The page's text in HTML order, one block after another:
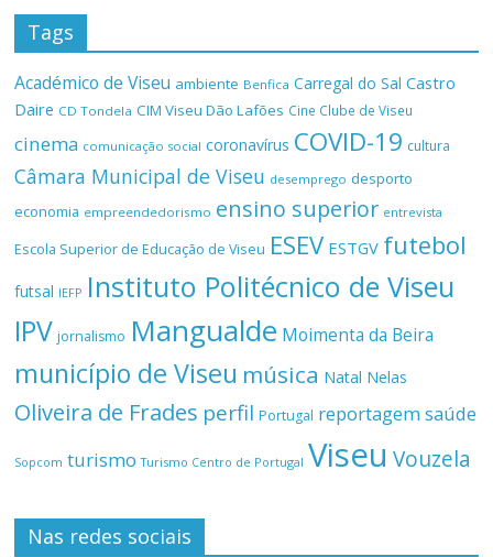
Tags
Académico de Viseu ambiente Benfica Carregal do Sal Castro
Daire CD Tondela CIM Viseu Dão Lafões Cine Clube de Viseu
cinema comunicação social coronavírus COVID-19 cultura
Câmara Municipal de Viseu desemprego desporto
economia empreendedorismo ensino superior entrevista
Escola Superior de Educação de Viseu ESEV ESTGV futebol
futsal IEFP Instituto Politécnico de Viseu
IPV jornalismo Mangualde Moimenta da Beira
município de Viseu música Natal Nelas
Oliveira de Frades perfil Portugal reportagemsaúde
Sopcom turismo Turismo Centro de Portugal Viseu Vouzela
Nas redes sociais